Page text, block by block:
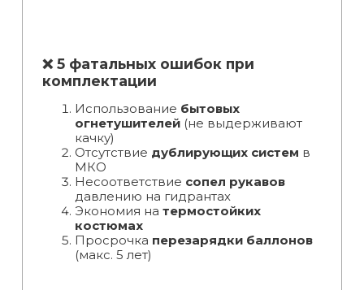
❌ 5 фатальных ошибок при
комплектации
Использование бытовых
огнетушителей(не выдерживают
качку)
Отсутствие дублирующих систем в
МКО
Несоответствие сопел рукавов
давлению на гидрантах
Экономия на термостойких
костюмах
Просрочка перезарядки баллонов
(макс. 5 лет)